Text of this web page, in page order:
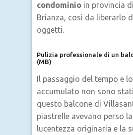
condominio in provincia
Brianza, così da liberarlo
oggetti.
Pulizia professionale di un
(MB)
Il passaggio del tempo e
accumulato non sono
questo balcone di
piastrelle avevano perso
lucentezza originaria e la